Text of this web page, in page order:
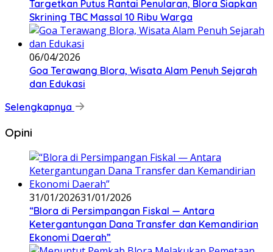
‎Targetkan Putus Rantai Penularan, Blora Siapkan
Skrining TBC Massal 10 Ribu Warga
06/04/2026
Goa Terawang Blora, Wisata Alam Penuh Sejarah
dan Edukasi
Selengkapnya
Opini
31/01/202631/01/2026
‎“Blora di Persimpangan Fiskal — Antara
Ketergantungan Dana Transfer dan Kemandirian
Ekonomi Daerah”